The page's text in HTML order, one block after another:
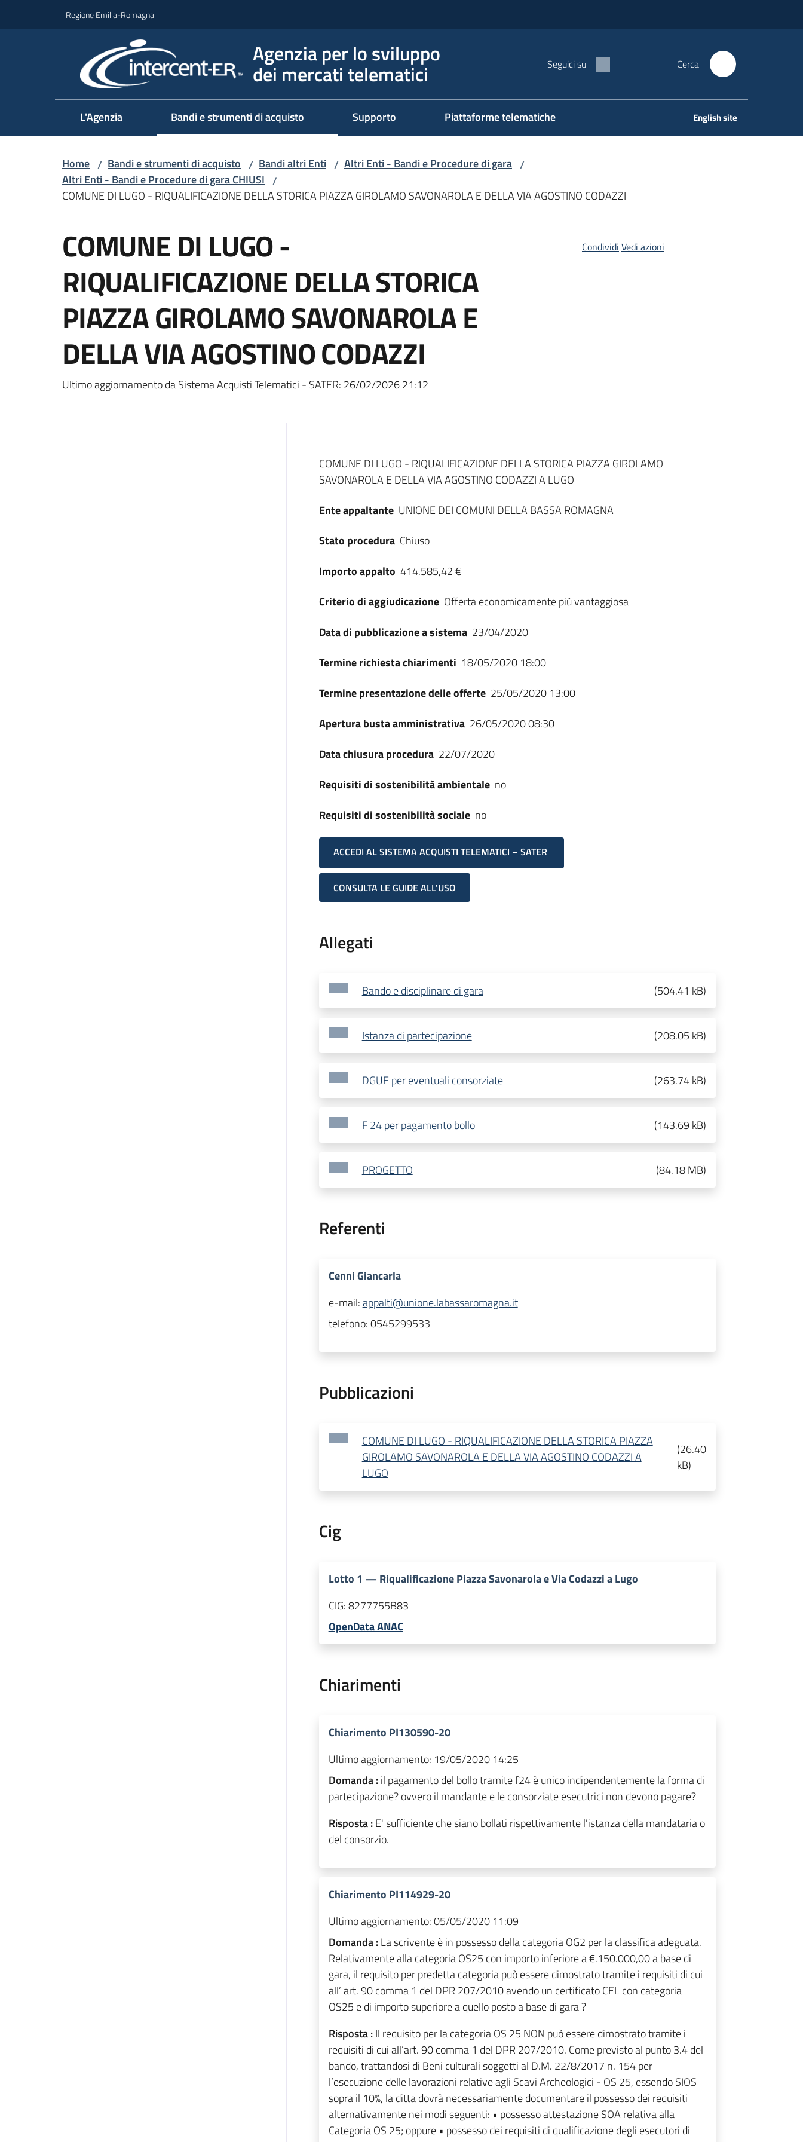
Regione Emilia-Romagna
Agenzia per lo sviluppo
dei mercati telematici Seguici su Cerca
L'Agenzia Bandi e strumenti di acquisto Supporto Piattaforme telematiche English site
Home / Bandi e strumenti di acquisto / Bandi altri Enti / Altri Enti - Bandi e Procedure di gara /
Altri Enti - Bandi e Procedure di gara CHIUSI /
COMUNE DI LUGO - RIQUALIFICAZIONE DELLA STORICA PIAZZA GIROLAMO SAVONAROLA E DELLA VIA AGOSTINO CODAZZI
COMUNE DI LUGO -
RIQUALIFICAZIONE DELLA STORICA
PIAZZA GIROLAMO SAVONAROLA E
DELLA VIA AGOSTINO CODAZZI
Ultimo aggiornamento da Sistema Acquisti Telematici - SATER: 26/02/2026 21:12
Condividi Vedi azioni
Dati del bando
COMUNE DI LUGO - RIQUALIFICAZIONE DELLA STORICA PIAZZA GIROLAMO
SAVONAROLA E DELLA VIA AGOSTINO CODAZZI A LUGO
Ente appaltante UNIONE DEI COMUNI DELLA BASSA ROMAGNA
Stato procedura Chiuso
Importo appalto 414.585,42 €
Criterio di aggiudicazione Offerta economicamente più vantaggiosa
Data di pubblicazione a sistema 23/04/2020
Termine richiesta chiarimenti 18/05/2020 18:00
Termine presentazione delle offerte 25/05/2020 13:00
Apertura busta amministrativa 26/05/2020 08:30
Data chiusura procedura 22/07/2020
Requisiti di sostenibilità ambientale no
Requisiti di sostenibilità sociale no
ACCEDI AL SISTEMA ACQUISTI TELEMATICI – SATER
CONSULTA LE GUIDE ALL'USO
Allegati
Bando e disciplinare di gara (504.41 kB)
Istanza di partecipazione (208.05 kB)
DGUE per eventuali consorziate (263.74 kB)
F 24 per pagamento bollo (143.69 kB)
PROGETTO (84.18 MB)
Referenti
Cenni Giancarla
e-mail:appalti@unione.labassaromagna.it
telefono:0545299533
Pubblicazioni
COMUNE DI LUGO - RIQUALIFICAZIONE DELLA STORICA PIAZZA
GIROLAMO SAVONAROLA E DELLA VIA AGOSTINO CODAZZI A
LUGO
(26.40
kB)
Cig
Lotto 1 — Riqualificazione Piazza Savonarola e Via Codazzi a Lugo
CIG:8277755B83
OpenData ANAC
Chiarimenti
Chiarimento PI130590-20
Ultimo aggiornamento: 19/05/2020 14:25
Domanda :il pagamento del bollo tramite f24 è unico indipendentemente la forma di
partecipazione? ovvero il mandante e le consorziate esecutrici non devono pagare?
Risposta :E' sufficiente che siano bollati rispettivamente l'istanza della mandataria o
del consorzio.
Chiarimento PI114929-20
Ultimo aggiornamento:05/05/2020 11:09
Domanda :La scrivente è in possesso della categoria OG2 per la classifica adeguata.
Relativamente alla categoria OS25 con importo inferiore a €.150.000,00 a base di
gara, il requisito per predetta categoria può essere dimostrato tramite i requisiti di cui
all’ art. 90 comma 1 del DPR 207/2010 avendo un certificato CEL con categoria
OS25 e di importo superiore a quello posto a base di gara ?
Risposta :Il requisito per la categoria OS 25 NON può essere dimostrato tramite i
requisiti di cui all’art. 90 comma 1 del DPR 207/2010. Come previsto al punto 3.4 del
bando, trattandosi di Beni culturali soggetti al D.M. 22/8/2017 n. 154 per
l’esecuzione delle lavorazioni relative agli Scavi Archeologici - OS 25, essendo SIOS
sopra il 10%, la ditta dovrà necessariamente documentare il possesso dei requisiti
alternativamente nei modi seguenti: • possesso attestazione SOA relativa alla
Categoria OS 25; oppure • possesso dei requisiti di qualificazione degli esecutori di